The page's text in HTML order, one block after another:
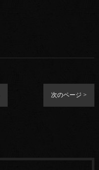
次のページ >